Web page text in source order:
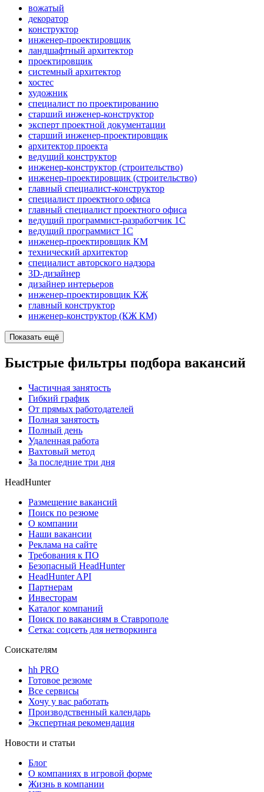
вожатый
декоратор
конструктор
инженер-проектировщик
ландшафтный архитектор
проектировщик
системный архитектор
хостес
художник
специалист по проектированию
старший инженер-конструктор
эксперт проектной документации
старший инженер-проектировщик
архитектор проекта
ведущий конструктор
инженер-конструктор (строительство)
инженер-проектировщик (строительство)
главный специалист-конструктор
специалист проектного офиса
главный специалист проектного офиса
ведущий программист-разработчик 1С
ведущий программист 1C
инженер-проектировщик КМ
технический архитектор
специалист авторского надзора
3D-дизайнер
дизайнер интерьеров
инженер-проектировщик КЖ
главный конструктор
инженер-конструктор (КЖ КМ)
Показать ещё
Быстрые фильтры подбора вакансий
Частичная занятость
Гибкий график
От прямых работодателей
Полная занятость
Полный день
Удаленная работа
Вахтовый метод
За последние три дня
HeadHunter
Размещение вакансий
Поиск по резюме
О компании
Наши вакансии
Реклама на сайте
Требования к ПО
Безопасный HeadHunter
HeadHunter API
Партнерам
Инвесторам
Каталог компаний
Поиск по вакансиям в Ставрополе
Сетка: соцсеть для нетворкинга
Соискателям
hh PRO
Готовое резюме
Все сервисы
Хочу у вас работать
Производственный календарь
Экспертная рекомендация
Новости и статьи
Блог
О компаниях в игровой форме
Жизнь в компании